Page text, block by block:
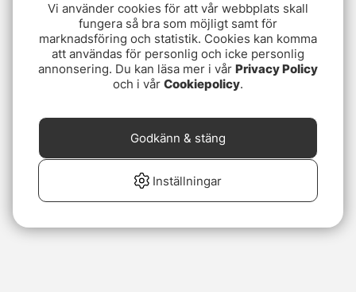
Vi använder cookies för att vår webbplats skall
fungera så bra som möjligt samt för
marknadsföring och statistik. Cookies kan komma
att användas för personlig och icke personlig
annonsering. Du kan läsa mer i vår Privacy Policy
och i vår Cookiepolicy.
Inställningar
Godkänn & stäng